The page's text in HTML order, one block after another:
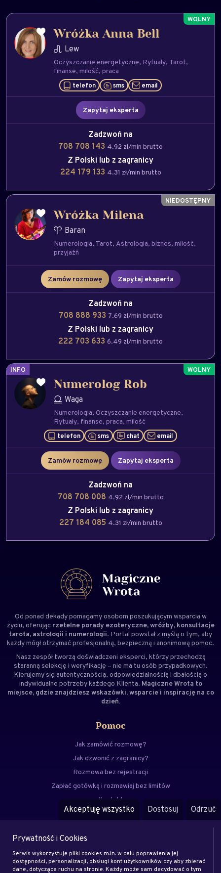
Wróżka Anna Bell
Lew
Oczyszczanie energetyczne Rytuały Tarot
finanse milość praca
telefon sms email
Zapytaj eksperta
Zadzwoń na
708 708 143 4.92 zł/min brutto
Z Polski lub z zagranicy
224 179 133 4.31 zł/min brutto
Wróżka Milena
Baran
Numerologia Tarot Astrologia biznes milość
przyjaźń
Zamów rozmowę Zapytaj eksperta
Zadzwoń na
708 888 933 7.69 zł/min brutto
Z Polski lub z zagranicy
222 703 633 6.49 zł/min brutto
INFO
Numerolog Rob
Waga
Numerologia Oczyszczanie energetyczne
Rytuały finanse praca milość
telefon sms chat email
Zamów rozmowę Zapytaj eksperta
Zadzwoń na
708 708 008 4.92 zł/min brutto
Z Polski lub z zagranicy
227 184 085 4.31 zł/min brutto
Od ponad dekady pomagamy osobom poszukującym wsparcia w
życiu, oferując rzetelne porady ezoteryczne, wróżby, konsultacje
tarota, astrologii i numerologii. Portal powstał z myślą o tym, aby
każdy mógł otrzymać profesjonalną, bezpieczną i anonimową pomoc.
Nasz zespół tworzą doświadczeni eksperci, którzy przechodzą
staranną selekcję i weryfikację – nie ma tu osób przypadkowych.
Kierujemy się autentycznością, odpowiedzialnością i dbałością o
indywidualne potrzeby każdego Klienta. Magiczne Wrota to
miejsce, gdzie znajdziesz wskazówki, wsparcie i inspirację na co
dzień.
Pomoc
Jak zamówić rozmowę?
Jak dzwonić z zagranicy?
Rozmowa bez rejestracji
Zapłać gotówką i rozmawiaj bez limitów
Kontakt
FAQ
Eksperci
Zostań klientem
Akceptuję wszystko Dostosuj Odrzuć
Prywatność i Cookies
Serwis wykorzystuje pliki cookies m.in. w celu poprawienia jej
dostępności, personalizacji, obsługi kont użytkowników czy aby zbierać
dane, dotyczące ruchu na stronie. Każdy może sam decydować o tym